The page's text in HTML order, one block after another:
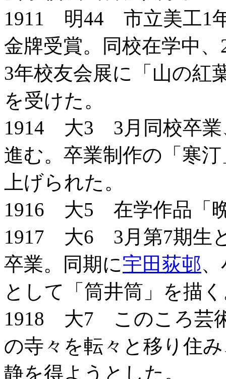
1911 明44 市立美工1
金牌受賞。同校在学中
3年校友会展に「山の紅
を受けた。
1914 大3 3月同校卒業
進む。卒業制作の「寒
上げられた。
1916 大5 在学作品「
1917 大6 3月第7期生
卒業。同期に宇田荻邨
として「筒井筒」を描
1918 大7 このころ芸
の寺々を転々と移り住
静を得ようとした。